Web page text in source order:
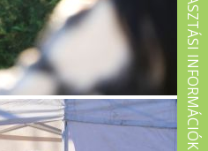
VÁLASZTÁSI INFORMÁCIÓK